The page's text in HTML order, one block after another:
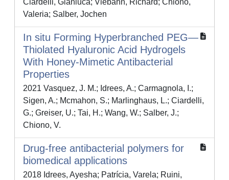
Ciardelli, Gianluca; Viebahn, Richard; Chiono,
Valeria; Salber, Jochen
In situ Forming Hyperbranched PEG—
Thiolated Hyaluronic Acid Hydrogels
With Honey-Mimetic Antibacterial
Properties
2021 Vasquez, J. M.; Idrees, A.; Carmagnola, I.;
Sigen, A.; Mcmahon, S.; Marlinghaus, L.; Ciardelli,
G.; Greiser, U.; Tai, H.; Wang, W.; Salber, J.;
Chiono, V.
Drug-free antibacterial polymers for
biomedical applications
2018 Idrees, Ayesha; Patrícia, Varela; Ruini,